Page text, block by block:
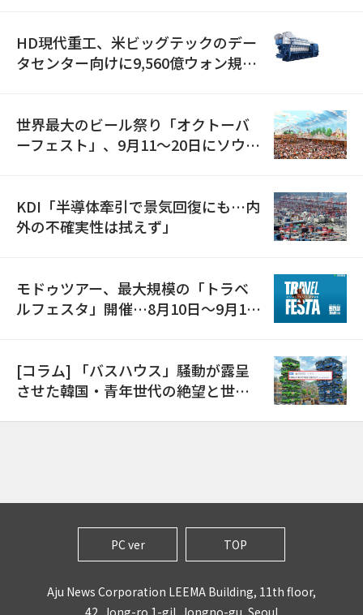
HD現代重工、米ビッグテックのデー
タセンター向けに9,560億ウォン規模
世界最大のビール祭り「オクトーバ
ーフェスト」、9月11〜20日にソウル
KDI「半導体牽引で景気回復にも…内
外の不確実性は拭えず」
モドゥツアー、最大規模の「トラベ
ルフェスタ」開催…8月10日～9月11
[コラム] 「バスハウス」騒動が露呈
させた韓国・青年世代の絶望と世代
PC ver TOP
Aju News Corporation LEEMA Building, 11th floor,
42, Jong-ro 1-gil, Jongno-gu, Seoul